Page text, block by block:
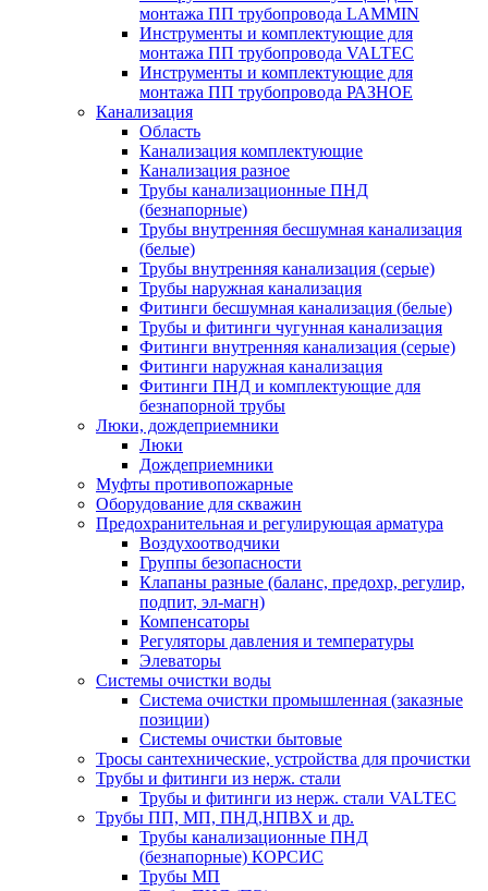
монтажа ПП трубопровода LAMMIN
Инструменты и комплектующие для
монтажа ПП трубопровода VALTEC
Инструменты и комплектующие для
монтажа ПП трубопровода РАЗНОЕ
Канализация
Область
Канализация комплектующие
Канализация разное
Трубы канализационные ПНД
(безнапорные)
Трубы внутренняя бесшумная канализация
(белые)
Трубы внутренняя канализация (серые)
Трубы наружная канализация
Фитинги бесшумная канализация (белые)
Трубы и фитинги чугунная канализация
Фитинги внутренняя канализация (серые)
Фитинги наружная канализация
Фитинги ПНД и комплектующие для
безнапорной трубы
Люки, дождеприемники
Люки
Дождеприемники
Муфты противопожарные
Оборудование для скважин
Предохранительная и регулирующая арматура
Воздухоотводчики
Группы безопасности
Клапаны разные (баланс, предохр, регулир,
подпит, эл-магн)
Компенсаторы
Регуляторы давления и температуры
Элеваторы
Системы очистки воды
Система очистки промышленная (заказные
позиции)
Системы очистки бытовые
Тросы сантехнические, устройства для прочистки
Трубы и фитинги из нерж. стали
Трубы и фитинги из нерж. стали VALTEC
Трубы ПП, МП, ПНД,НПВХ и др.
Трубы канализационные ПНД
(безнапорные) КОРСИС
Трубы МП